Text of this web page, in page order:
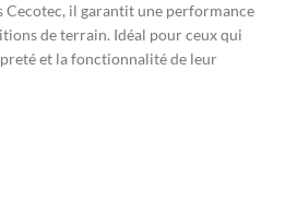
Cecotec, il garantit une performance
de terrain. Idéal pour ceux qui
et la fonctionnalité de leur